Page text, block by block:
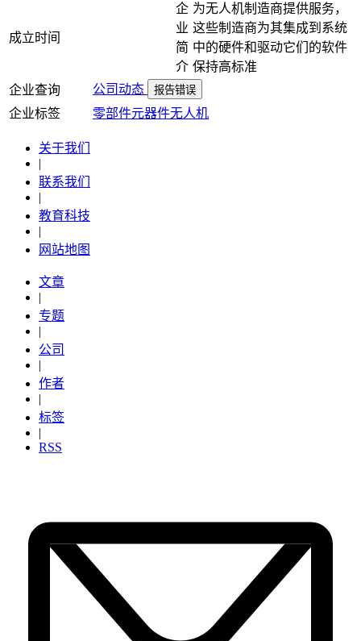
成立时间
企
业
简
介
为无人机制造商提供服务，
这些制造商为其集成到系统
中的硬件和驱动它们的软件
保持高标准
企业查询
公司动态 报告错误
企业标签 零部件元器件无人机
关于我们
|
联系我们
|
教育科技
|
网站地图
文章
|
专题
|
公司
|
作者
|
标签
|
RSS